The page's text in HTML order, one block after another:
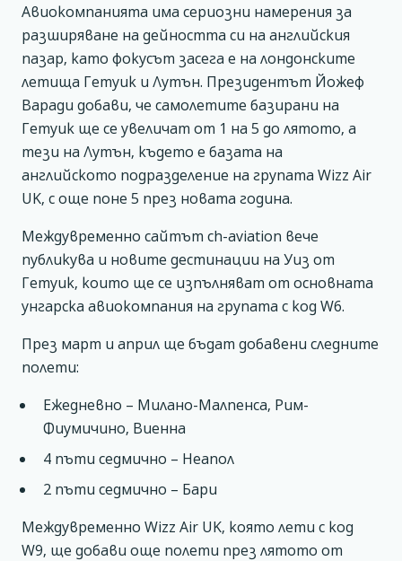
Авиокомпанията има сериозни намерения за
разширяване на дейността си на английския
пазар, като фокусът засега е на лондонските
летища Гетуик и Лутън. Президентът Йожеф
Варади добави, че самолетите базирани на
Гетуик ще се увеличат от 1 на 5 до лятото, а
тези на Лутън, където е базата на
английското подразделение на групата Wizz Air
UK, с още поне 5 през новата година.
Междувременно сайтът ch-aviation вече
публикува и новите дестинации на Уиз от
Гетуик, които ще се изпълняват от основната
унгарска авиокомпания на групата с код W6.
През март и април ще бъдат добавени следните
полети:
Ежедневно – Милано-Малпенса, Рим-
Фиумичино, Виенна
4 пъти седмично – Неапол
2 пъти седмично – Бари
Междувременно Wizz Air UK, която лети с код
W9, ще добави още полети през лятото от